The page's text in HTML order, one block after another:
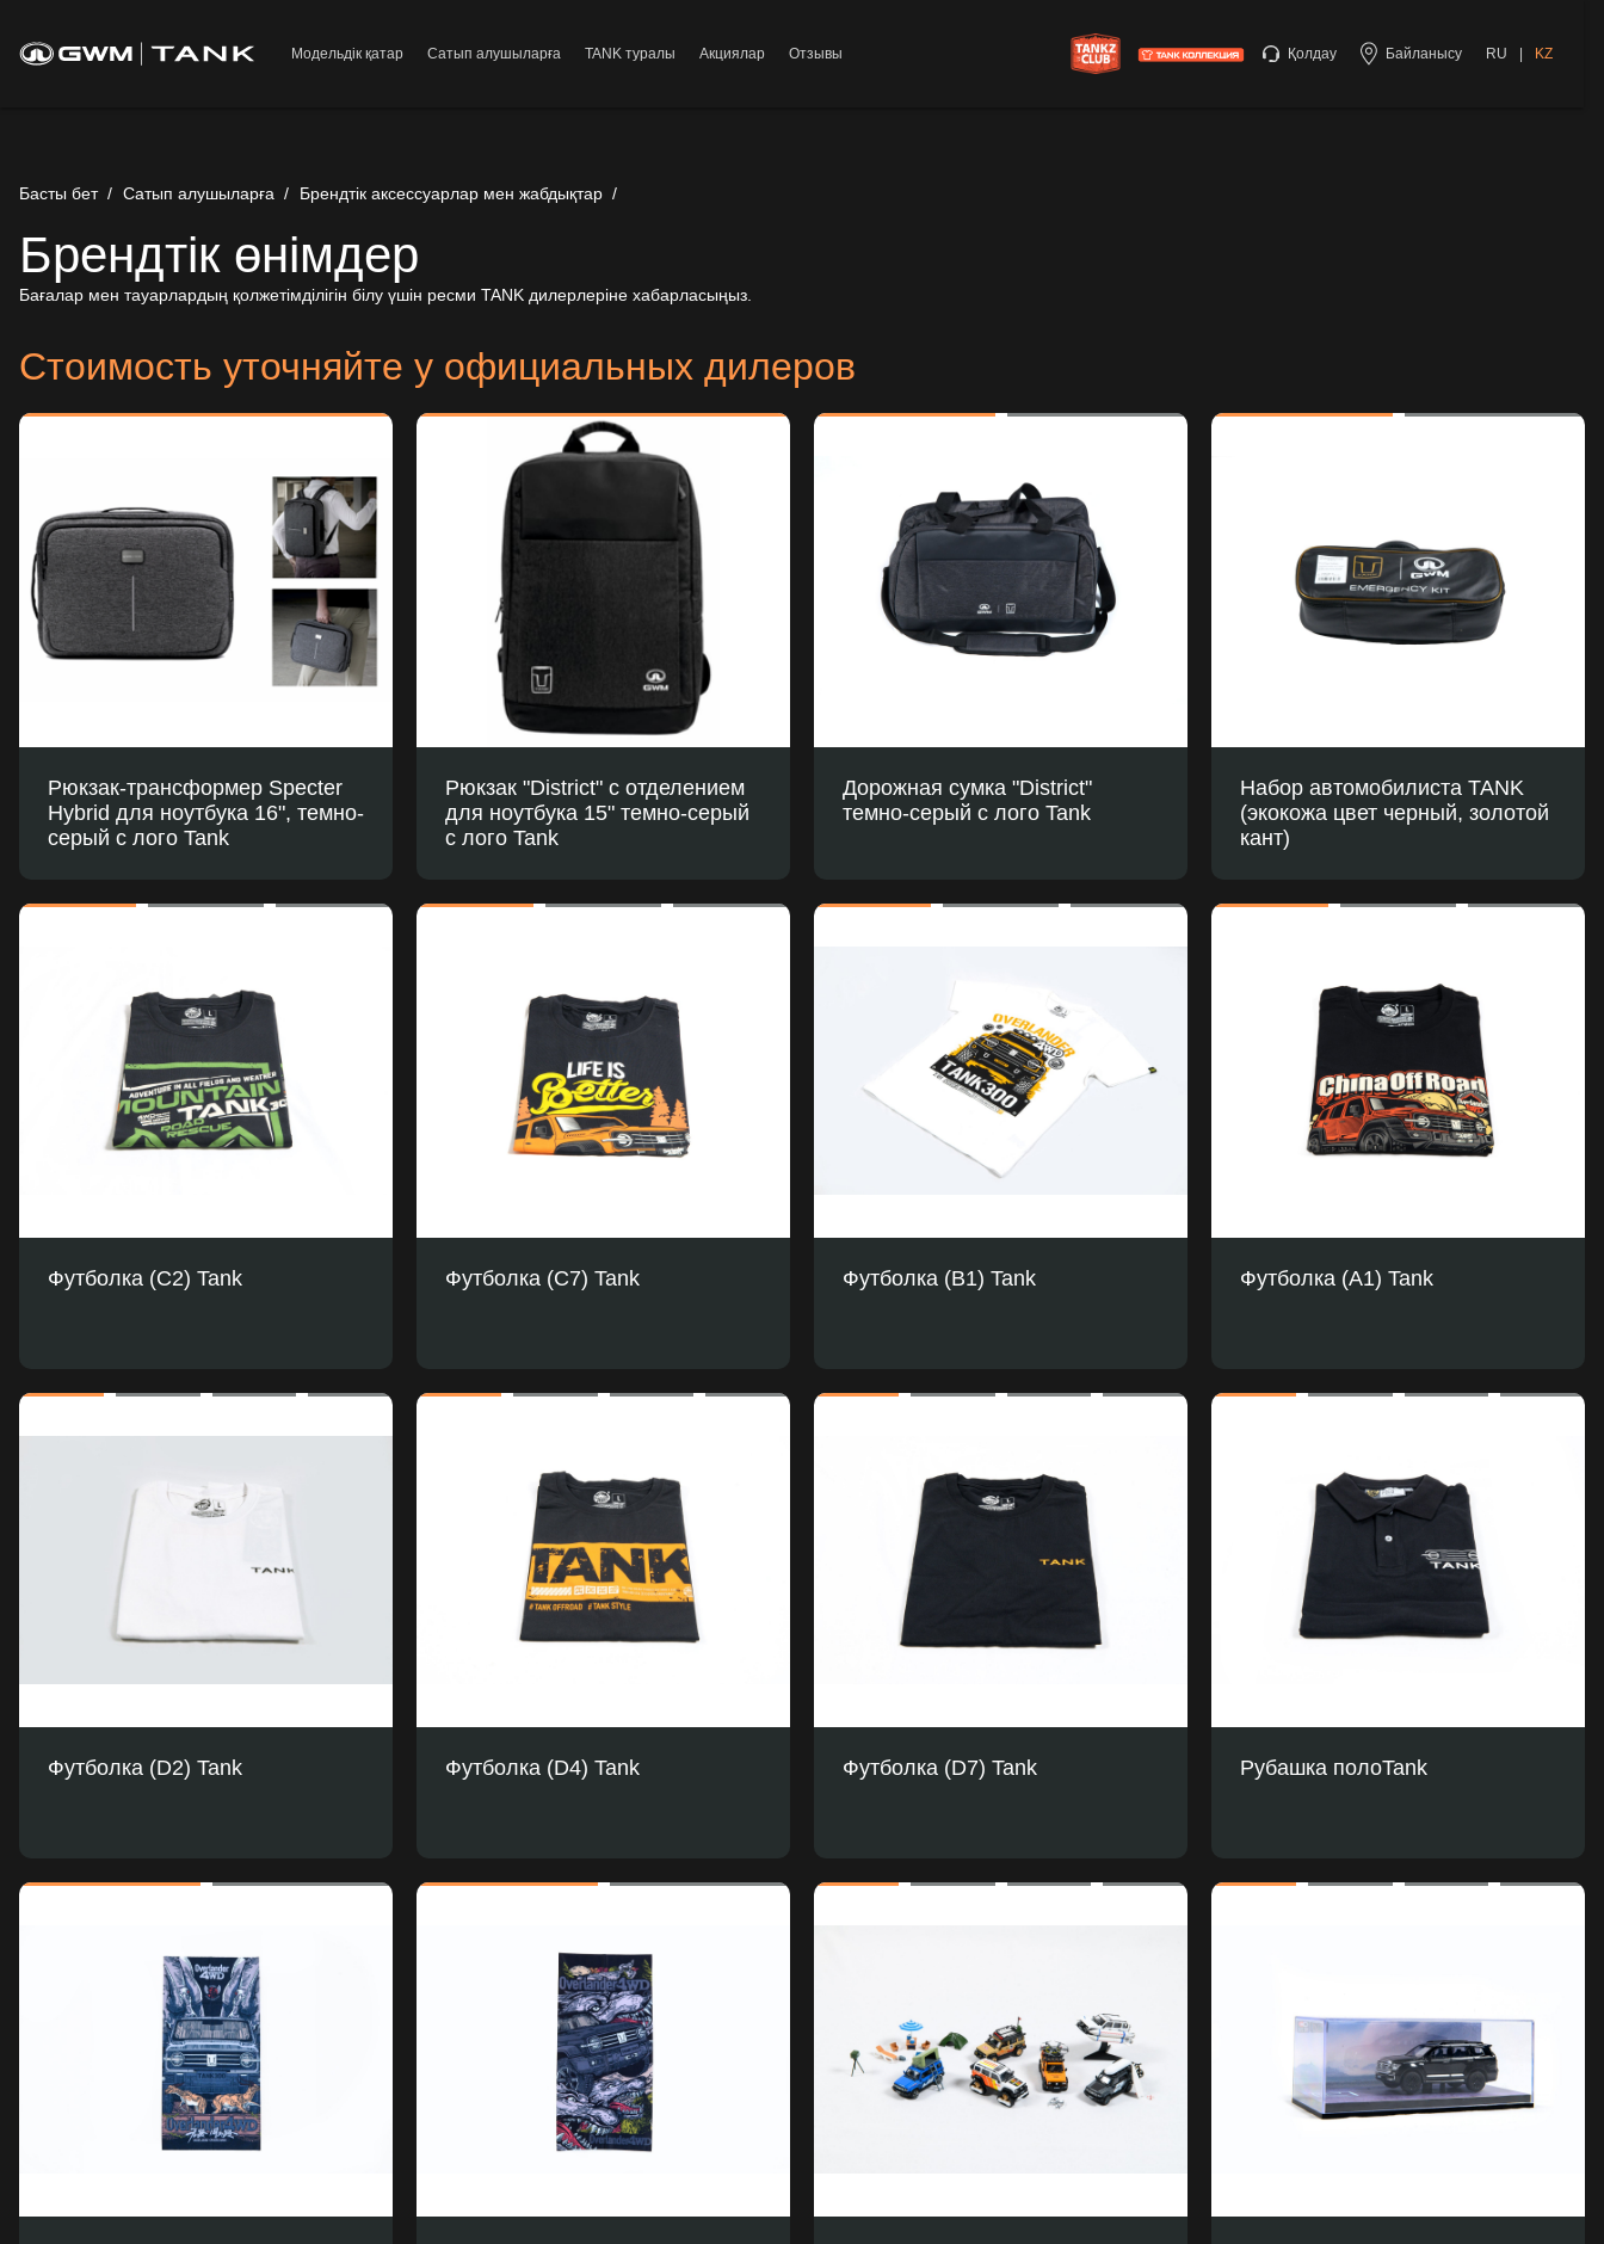
Модельдік қатар Сатып алушыларға TANK туралы Акциялар Отзывы Қолдау Байланысу RU KZ
Басты бет / Сатып алушыларға / Брендтік аксессуарлар мен жабдықтар /
Брендтік өнімдер
Бағалар мен тауарлардың қолжетімділігін білу үшін ресми TANK дилерлеріне хабарласыңыз.
Стоимость уточняйте у официальных дилеров
Рюкзак-трансформер Specter
Hybrid для ноутбука 16", темно-
серый с лого Tank
Рюкзак "District" с отделением
для ноутбука 15" темно-серый
с лого Tank
Дорожная сумка "District"
темно-серый с лого Tank
Набор автомобилиста TANK
(экокожа цвет черный, золотой
кант)
Футболка (С2) Tank Футболка (С7) Tank Футболка (B1) Tank Футболка (A1) Tank
Футболка (D2) Tank Футболка (D4) Tank Футболка (D7) Tank Рубашка полоTank